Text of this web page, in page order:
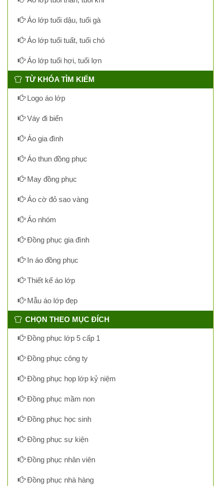
Áo lớp tuổi dậu, tuổi gà
Áo lớp tuổi tuất, tuổi chó
Áo lớp tuổi hợi, tuổi lợn
TỪ KHÓA TÌM KIẾM
Logo áo lớp
Váy đi biển
Áo gia đình
Áo thun đồng phục
May đồng phục
Áo cờ đỏ sao vàng
Áo nhóm
Đồng phục gia đình
In áo đồng phục
Thiết kế áo lớp
Mẫu áo lớp đẹp
CHỌN THEO MỤC ĐÍCH
Đồng phục lớp 5 cấp 1
Đồng phục công ty
Đồng phục họp lớp kỷ niệm
Đồng phục mầm non
Đồng phục học sinh
Đồng phục sự kiện
Đồng phục nhân viên
Đồng phục nhà hàng